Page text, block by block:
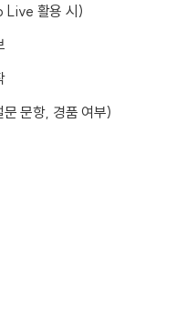
Live 활용 시)
문항, 경품 여부)